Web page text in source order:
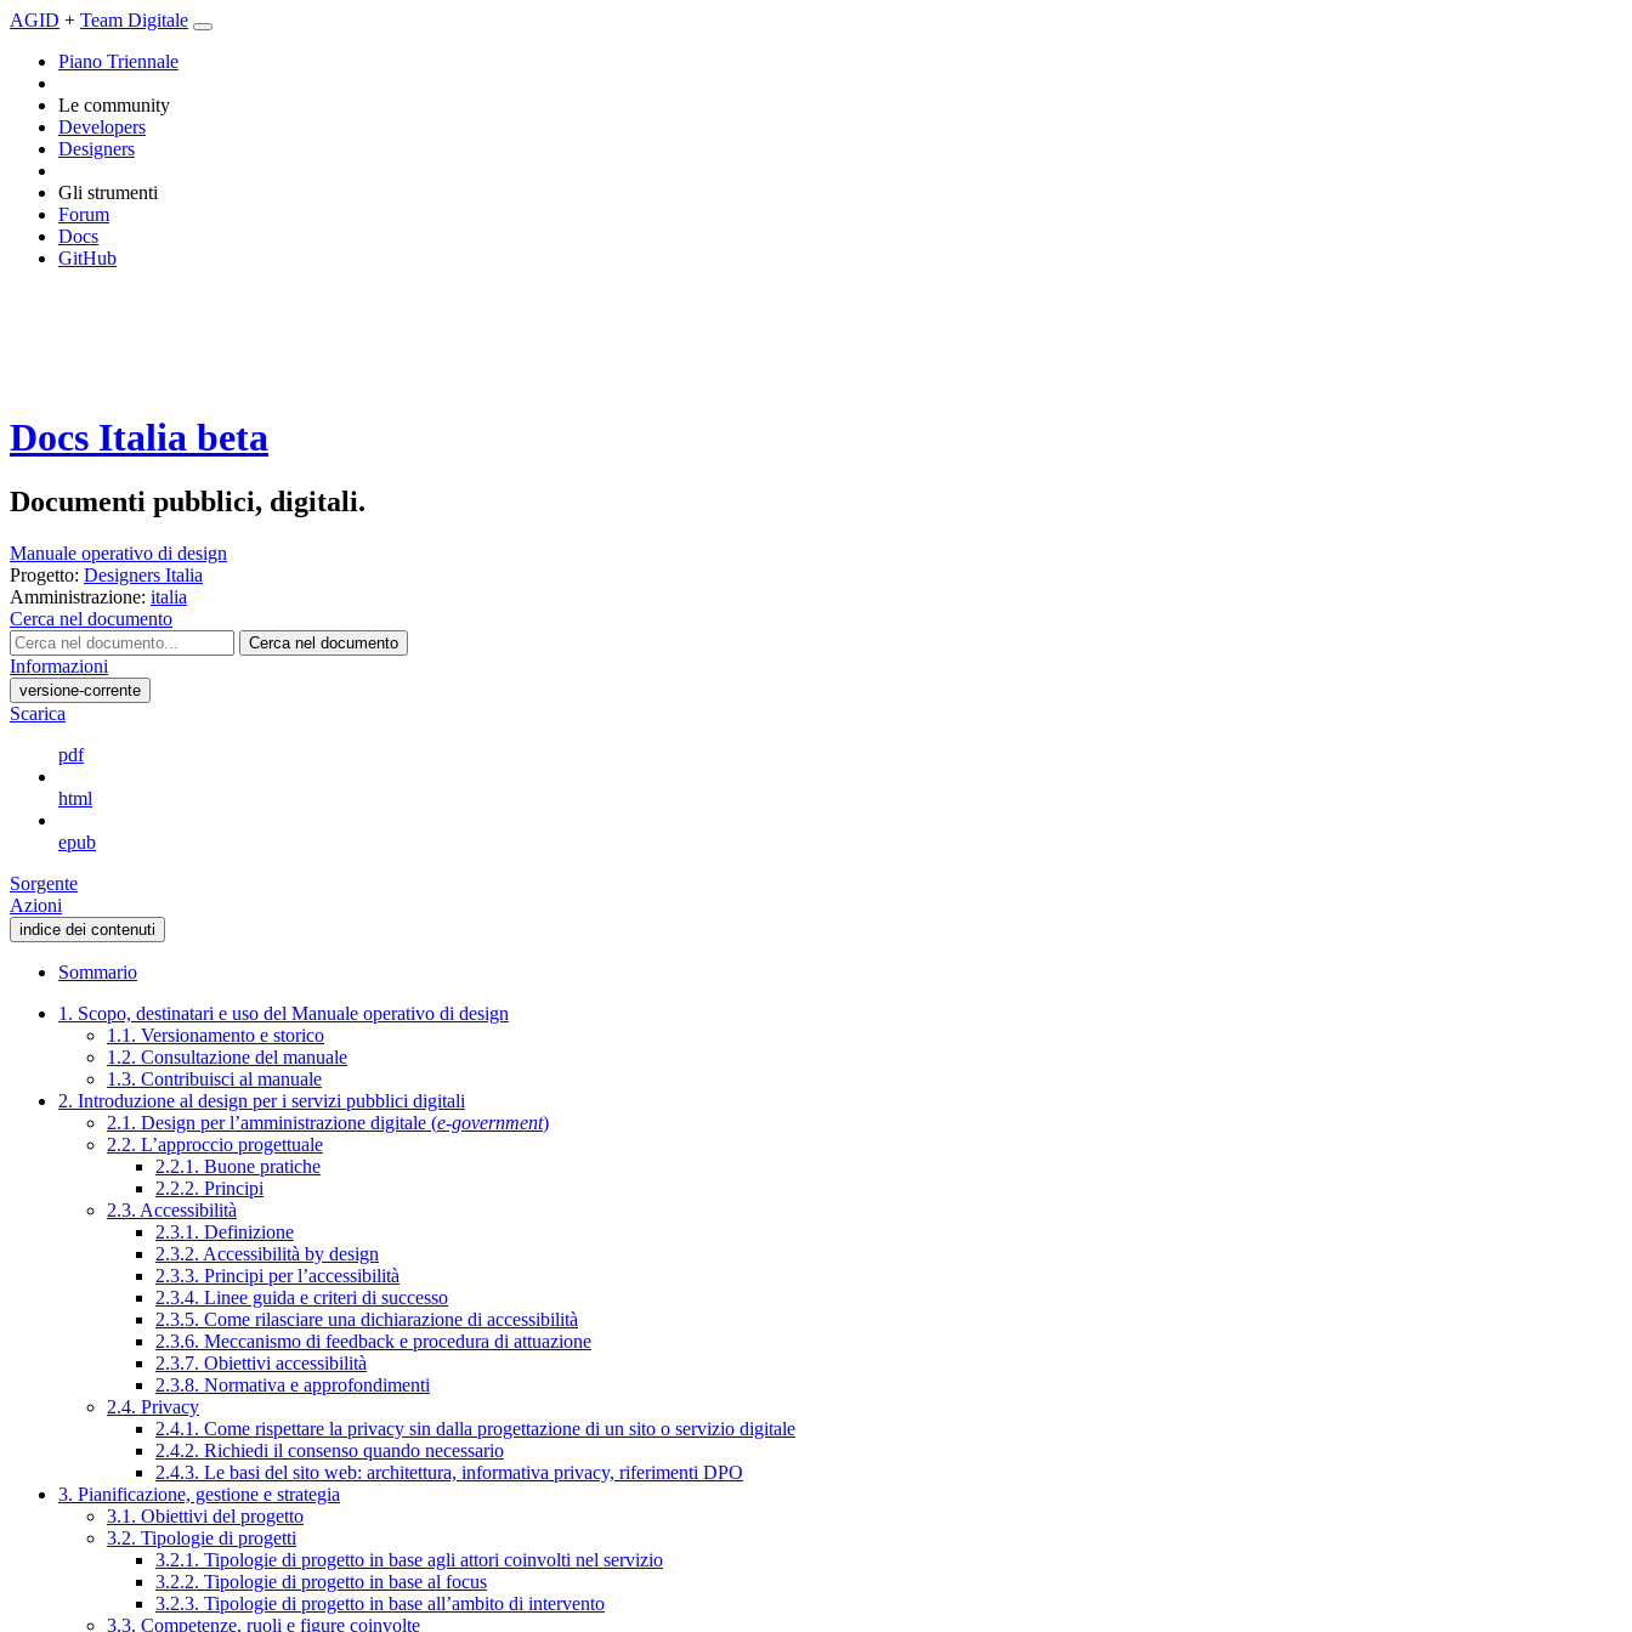
AGID + Team Digitale
Piano Triennale
Le community
Developers
Designers
Gli strumenti
Forum
Docs
GitHub
Docs Italia beta
Documenti pubblici, digitali.
Manuale operativo di design
Progetto: Designers Italia
Amministrazione: italia
Cerca nel documento
Cerca nel documento
Informazioni
versione-corrente
Scarica
pdf
html
epub
Sorgente
Azioni
indice dei contenuti
Sommario
1. Scopo, destinatari e uso del Manuale operativo di design
1.1. Versionamento e storico
1.2. Consultazione del manuale
1.3. Contribuisci al manuale
2. Introduzione al design per i servizi pubblici digitali
2.1. Design per l’amministrazione digitale (e-government)
2.2. L’approccio progettuale
2.2.1. Buone pratiche
2.2.2. Principi
2.3. Accessibilità
2.3.1. Definizione
2.3.2. Accessibilità by design
2.3.3. Principi per l’accessibilità
2.3.4. Linee guida e criteri di successo
2.3.5. Come rilasciare una dichiarazione di accessibilità
2.3.6. Meccanismo di feedback e procedura di attuazione
2.3.7. Obiettivi accessibilità
2.3.8. Normativa e approfondimenti
2.4. Privacy
2.4.1. Come rispettare la privacy sin dalla progettazione di un sito o servizio digitale
2.4.2. Richiedi il consenso quando necessario
2.4.3. Le basi del sito web: architettura, informativa privacy, riferimenti DPO
3. Pianificazione, gestione e strategia
3.1. Obiettivi del progetto
3.2. Tipologie di progetti
3.2.1. Tipologie di progetto in base agli attori coinvolti nel servizio
3.2.2. Tipologie di progetto in base al focus
3.2.3. Tipologie di progetto in base all’ambito di intervento
3.3. Competenze, ruoli e figure coinvolte